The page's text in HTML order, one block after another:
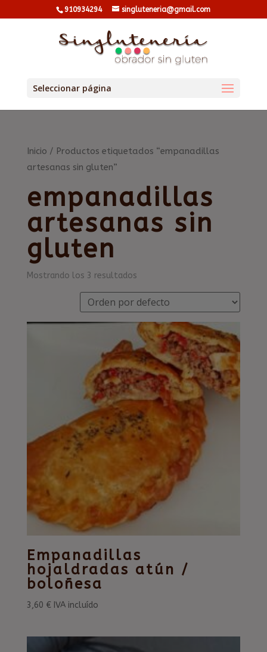
910934294 singluteneria@gmail.com
Seleccionar página
Inicio / Productos etiquetados “empanadillas
artesanas sin gluten”
empanadillas
artesanas sin
gluten
Mostrando los 3 resultados
Empanadillas
hojaldradas atún /
boloñesa
3,60 € IVA incluído